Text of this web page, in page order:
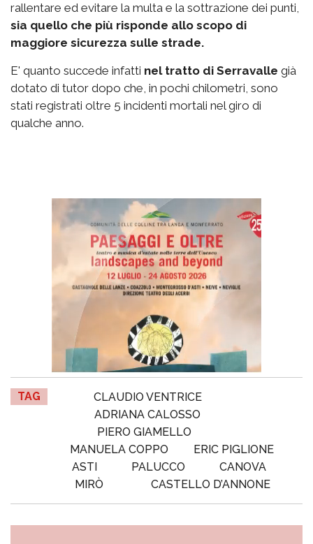
rallentare ed evitare la multa e la sottrazione dei punti,
sia quello che più risponde allo scopo di
maggiore sicurezza sulle strade.
E' quanto succede infatti nel tratto di Serravalle già
dotato di tutor dopo che, in pochi chilometri, sono
stati registrati oltre 5 incidenti mortali nel giro di
qualche anno.
TAG
CLAUDIO VENTRICE
ADRIANA CALOSSO
PIERO GIAMELLO
MANUELA COPPO
ERIC PIGLIONE
ASTI
PALUCCO
CANOVA
MIRÒ
CASTELLO D’ANNONE